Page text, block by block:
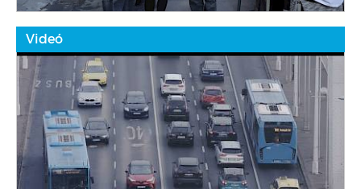
Videó